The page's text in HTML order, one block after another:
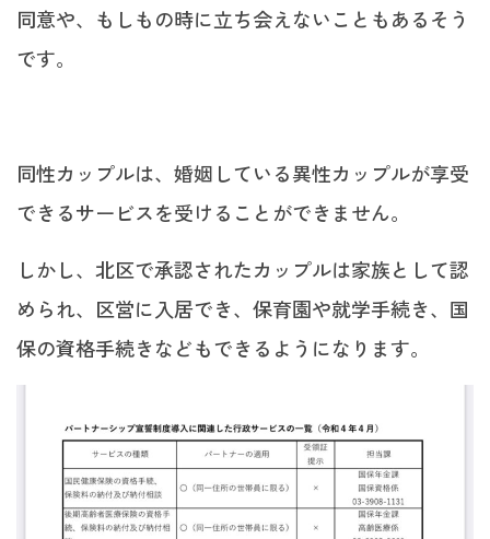
同意や、もしもの時に立ち会えないこともあるそう
です。
同性カップルは、婚姻している異性カップルが享受
できるサービスを受けることができません。
しかし、北区で承認されたカップルは家族として認
められ、区営に入居でき、保育園や就学手続き、国
保の資格手続きなどもできるようになります。